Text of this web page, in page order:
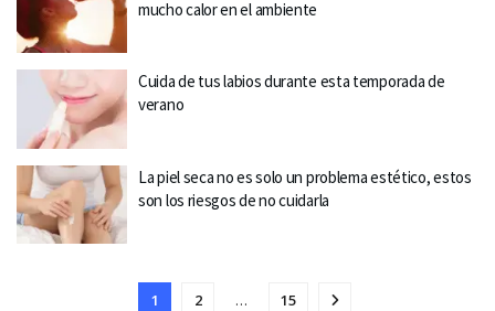
mucho calor en el ambiente
Cuida de tus labios durante esta temporada de
verano
La piel seca no es solo un problema estético, estos
son los riesgos de no cuidarla
1 2 … 15